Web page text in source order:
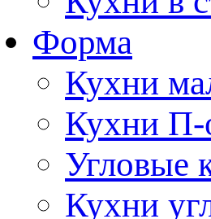
Форма
Кухни
Кухни П-
Угловые
Кухни